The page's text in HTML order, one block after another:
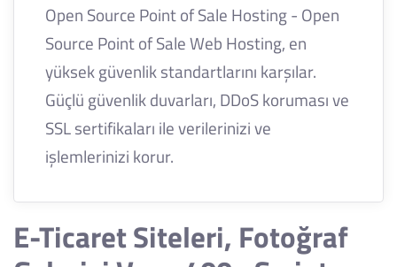
Open Source Point of Sale Hosting - Open
Source Point of Sale Web Hosting, en
yüksek güvenlik standartlarını karşılar.
Güçlü güvenlik duvarları, DDoS koruması ve
SSL sertifikaları ile verilerinizi ve
işlemlerinizi korur.
E-Ticaret Siteleri, Fotoğraf